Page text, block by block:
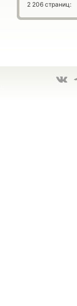
2 206 страниц: